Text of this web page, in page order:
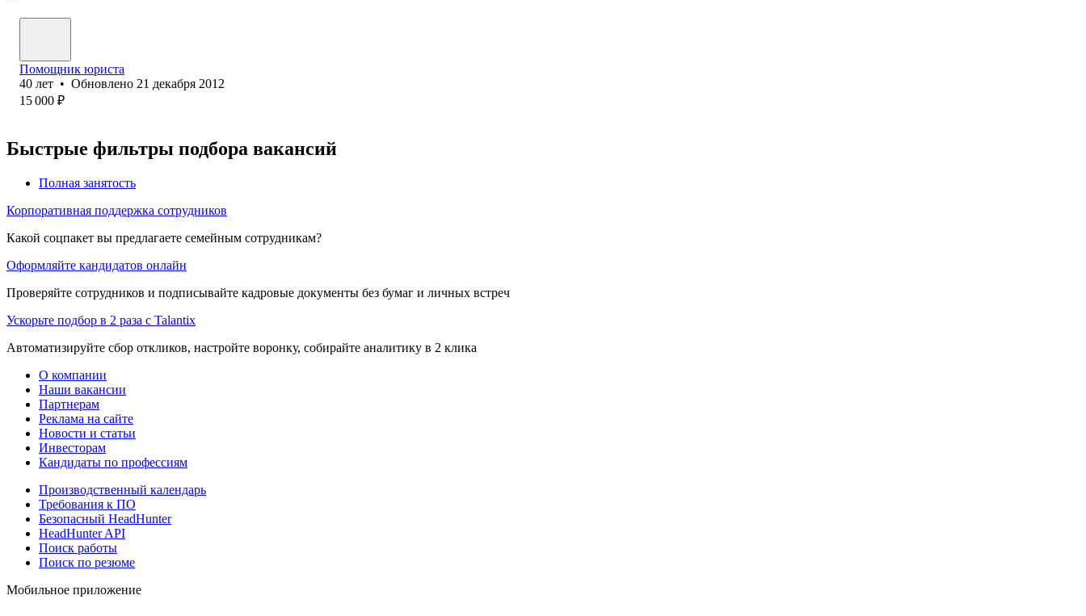
Помощник юриста
40 лет • Обновлено 21 декабря 2012
15 000 ₽
Быстрые фильтры подбора вакансий
Полная занятость
Корпоративная поддержка сотрудников
Какой соцпакет вы предлагаете семейным сотрудникам?
Оформляйте кандидатов онлайн
Проверяйте сотрудников и подписывайте кадровые документы без бумаг и личных встреч
Ускорьте подбор в 2 раза с Talantix
Автоматизируйте сбор откликов, настройте воронку, собирайте аналитику в 2 клика
О компании
Наши вакансии
Партнерам
Реклама на сайте
Новости и статьи
Инвесторам
Кандидаты по профессиям
Производственный календарь
Требования к ПО
Безопасный HeadHunter
HeadHunter API
Поиск работы
Поиск по резюме
Мобильное приложение